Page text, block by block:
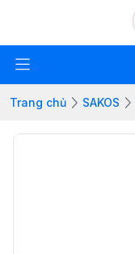
Trang chủ SAKOS